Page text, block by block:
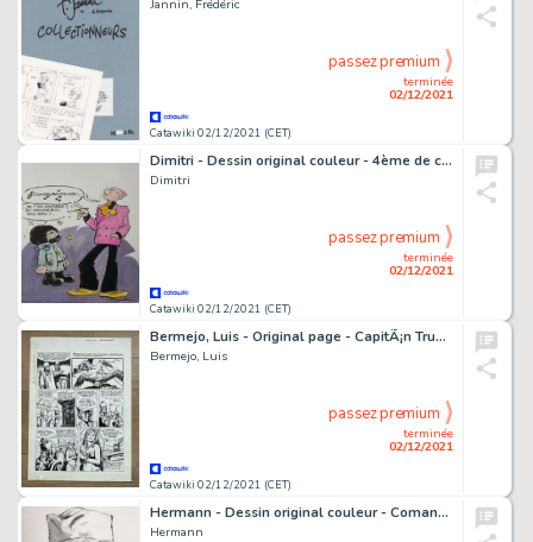
Jannin, Frédéric
Catawiki 02/12/2021 (CET)
terminée
02/12/2021
passez premium
Dimitri - Dessin original couleur - 4ème de couverture - Le Goulag T17 - The Gurious Caleçon - (2006)
Dimitri
Catawiki 02/12/2021 (CET)
terminée
02/12/2021
passez premium
Bermejo, Luis - Original page - CapitÃ¡n Trueno - (1987)
Bermejo, Luis
Catawiki 02/12/2021 (CET)
terminée
02/12/2021
passez premium
Hermann - Dessin original couleur - Comanche - Red Dust
Hermann